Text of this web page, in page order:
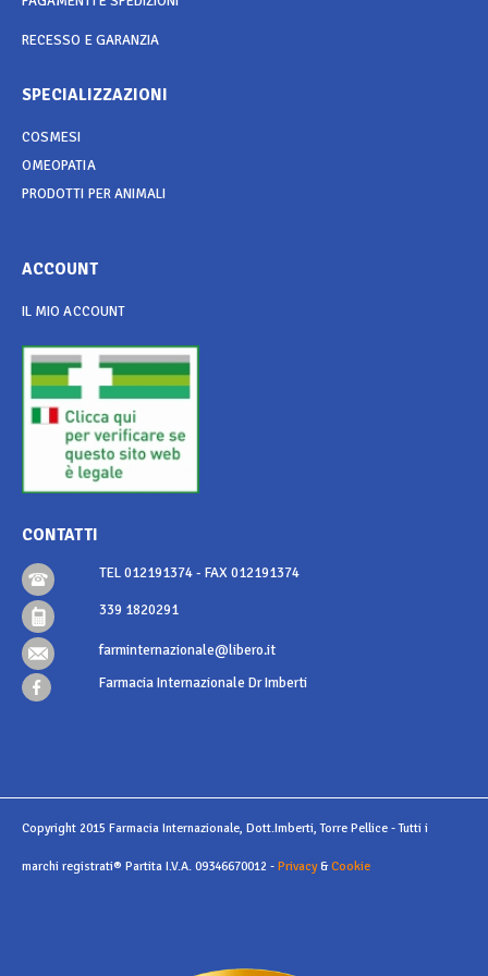
RECESSO E GARANZIA
SPECIALIZZAZIONI
COSMESI
OMEOPATIA
PRODOTTI PER ANIMALI
ACCOUNT
IL MIO ACCOUNT
CONTATTI
TEL 012191374 - FAX 012191374
339 1820291
farminternazionale@libero.it
Farmacia Internazionale Dr Imberti
Copyright 2015 Farmacia Internazionale, Dott.Imberti, Torre Pellice - Tutti i
marchi registrati® Partita I.V.A. 09346670012 - Privacy&Cookie